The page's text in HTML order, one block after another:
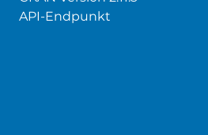
API-Endpunkt